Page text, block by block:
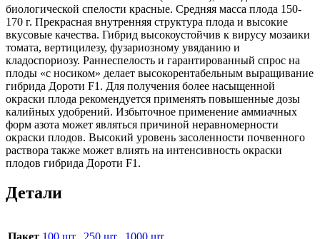
биологической спелости красные. Средняя масса плода 150-
170 г. Прекрасная внутренняя структура плода и высокие
вкусовые качества. Гибрид высокоустойчив к вирусу мозаики
томата, вертицилезу, фузариозному увяданию и
кладоспориозу. Раннеспелость и гарантированный спрос на
плоды «с носиком» делает высокорентабельным выращивание
гибрида Дороти F1. Для получения более насыщенной
окраски плода рекомендуется применять повышенные дозы
калийных удобрений. Избыточное применение аммиачных
форм азота может являться причиной неравномерности
окраски плодов. Высокий уровень засоленности почвенного
раствора также может влиять на интенсивность окраски
плодов гибрида Дороти F1.
Детали